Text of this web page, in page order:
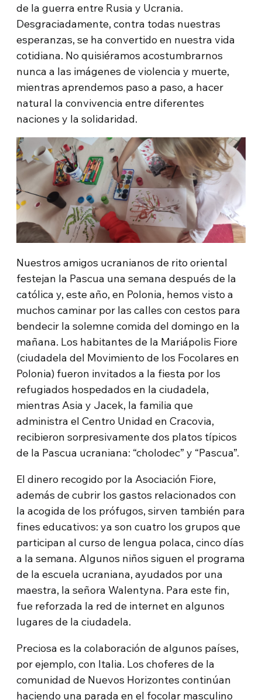
de la guerra entre Rusia y Ucrania.
Desgraciadamente, contra todas nuestras
esperanzas, se ha convertido en nuestra vida
cotidiana. No quisiéramos acostumbrarnos
nunca a las imágenes de violencia y muerte,
mientras aprendemos paso a paso, a hacer
natural la convivencia entre diferentes
naciones y la solidaridad.
Nuestros amigos ucranianos de rito oriental
festejan la Pascua una semana después de la
católica y, este año, en Polonia, hemos visto a
muchos caminar por las calles con cestos para
bendecir la solemne comida del domingo en la
mañana. Los habitantes de la Mariápolis Fiore
(ciudadela del Movimiento de los Focolares en
Polonia) fueron invitados a la fiesta por los
refugiados hospedados en la ciudadela,
mientras Asia y Jacek, la familia que
administra el Centro Unidad en Cracovia,
recibieron sorpresivamente dos platos típicos
de la Pascua ucraniana: “cholodec” y “Pascua”.
El dinero recogido por la Asociación Fiore,
además de cubrir los gastos relacionados con
la acogida de los prófugos, sirven también para
fines educativos: ya son cuatro los grupos que
participan al curso de lengua polaca, cinco días
a la semana. Algunos niños siguen el programa
de la escuela ucraniana, ayudados por una
maestra, la señora Walentyna. Para este fin,
fue reforzada la red de internet en algunos
lugares de la ciudadela.
Preciosa es la colaboración de algunos países,
por ejemplo, con Italia. Los choferes de la
comunidad de Nuevos Horizontes continúan
haciendo una parada en el focolar masculino